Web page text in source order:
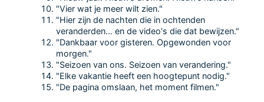
"Vier wat je meer wilt zien."
"Hier zijn de nachten die in ochtenden
veranderden... en de video's die dat bewijzen."
"Dankbaar voor gisteren. Opgewonden voor
morgen."
"Seizoen van ons. Seizoen van verandering."
"Elke vakantie heeft een hoogtepunt nodig."
"De pagina omslaan, het moment filmen."